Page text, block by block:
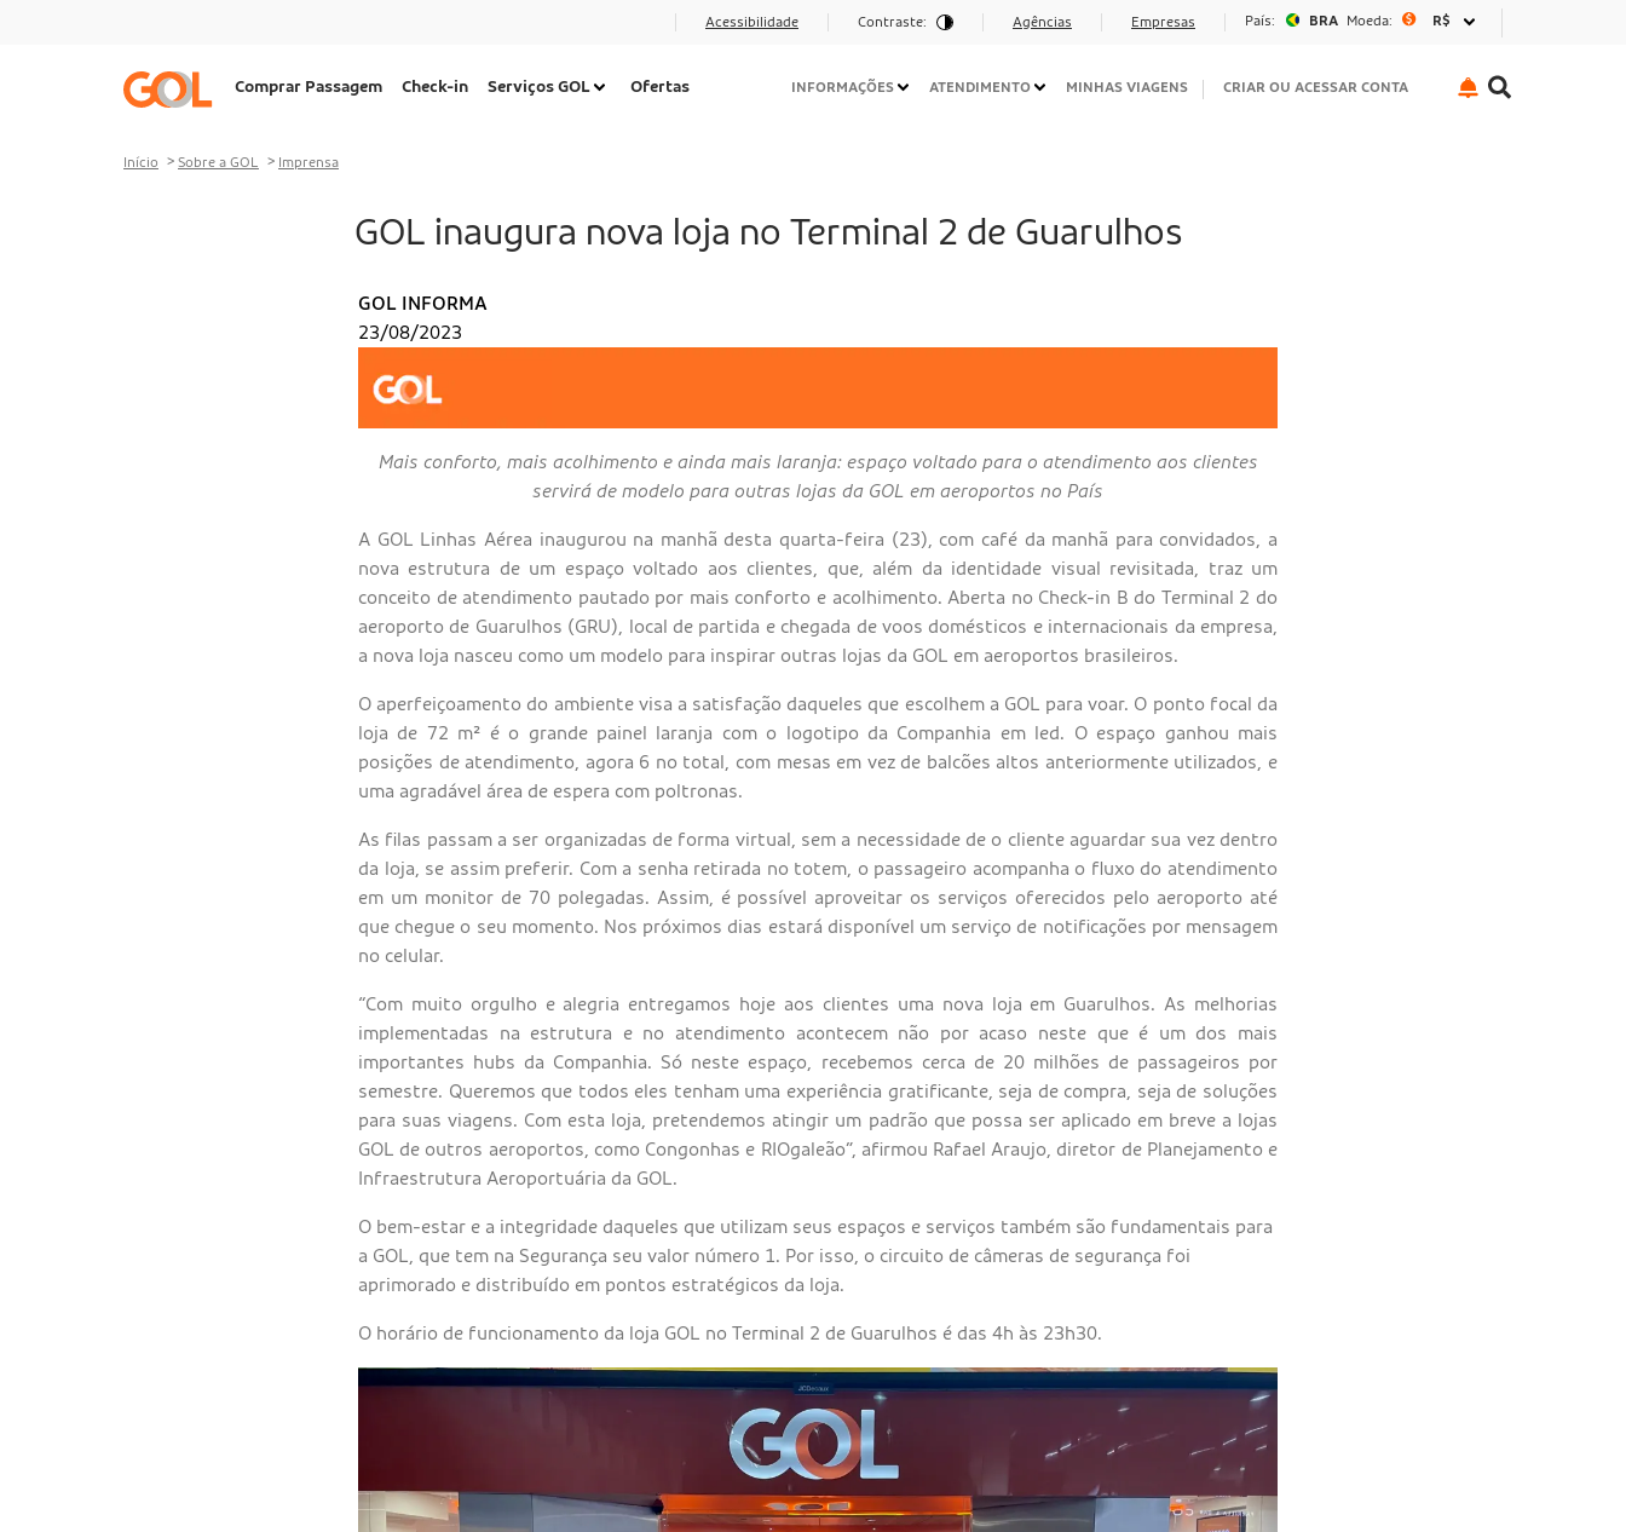
Acessibilidade Contraste: Agências Empresas País: BRA Moeda: R$
Navegação
Comprar Passagem Check-in Serviços GOL Ofertas
Navegação
INFORMAÇÕES ATENDIMENTO MINHAS VIAGENS CRIAR OU ACESSAR CONTA
Início Sobre a GOL Imprensa
GOL inaugura nova loja no Terminal 2 de Guarulhos
GOL INFORMA
23/08/2023
Mais conforto, mais acolhimento e ainda mais laranja: espaço voltado para o atendimento aos clientes
servirá de modelo para outras lojas da GOL em aeroportos no País
A GOL Linhas Aérea inaugurou na manhã desta quarta-feira (23), com café da manhã para convidados, a
nova estrutura de um espaço voltado aos clientes, que, além da identidade visual revisitada, traz um
conceito de atendimento pautado por mais conforto e acolhimento. Aberta no Check-in B do Terminal 2 do
aeroporto de Guarulhos (GRU), local de partida e chegada de voos domésticos e internacionais da empresa,
a nova loja nasceu como um modelo para inspirar outras lojas da GOL em aeroportos brasileiros.
O aperfeiçoamento do ambiente visa a satisfação daqueles que escolhem a GOL para voar. O ponto focal da
loja de 72 m² é o grande painel laranja com o logotipo da Companhia em led. O espaço ganhou mais
posições de atendimento, agora 6 no total, com mesas em vez de balcões altos anteriormente utilizados, e
uma agradável área de espera com poltronas.
As filas passam a ser organizadas de forma virtual, sem a necessidade de o cliente aguardar sua vez dentro
da loja, se assim preferir. Com a senha retirada no totem, o passageiro acompanha o fluxo do atendimento
em um monitor de 70 polegadas. Assim, é possível aproveitar os serviços oferecidos pelo aeroporto até
que chegue o seu momento. Nos próximos dias estará disponível um serviço de notificações por mensagem
no celular.
“Com muito orgulho e alegria entregamos hoje aos clientes uma nova loja em Guarulhos. As melhorias
implementadas na estrutura e no atendimento acontecem não por acaso neste que é um dos mais
importantes hubs da Companhia. Só neste espaço, recebemos cerca de 20 milhões de passageiros por
semestre. Queremos que todos eles tenham uma experiência gratificante, seja de compra, seja de soluções
para suas viagens. Com esta loja, pretendemos atingir um padrão que possa ser aplicado em breve a lojas
GOL de outros aeroportos, como Congonhas e RIOgaleão”, afirmou Rafael Araujo, diretor de Planejamento e
Infraestrutura Aeroportuária da GOL.
O bem-estar e a integridade daqueles que utilizam seus espaços e serviços também são fundamentais para
a GOL, que tem na Segurança seu valor número 1. Por isso, o circuito de câmeras de segurança foi
aprimorado e distribuído em pontos estratégicos da loja.
O horário de funcionamento da loja GOL no Terminal 2 de Guarulhos é das 4h às 23h30.